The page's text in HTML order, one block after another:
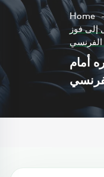
Home
إلى فوز
أمام